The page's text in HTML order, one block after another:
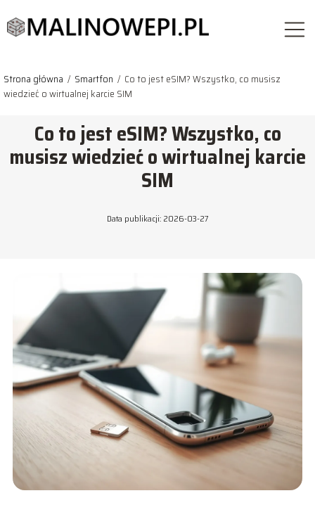
Strona główna / Smartfon / Co to jest eSIM? Wszystko, co musisz
wiedzieć o wirtualnej karcie SIM
Co to jest eSIM? Wszystko, co
musisz wiedzieć o wirtualnej karcie
SIM
Data publikacji: 2026-03-27